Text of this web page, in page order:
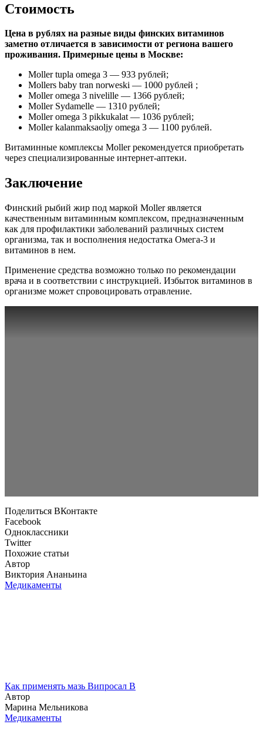
Стоимость
Цена в рублях на разные виды финских витаминов
заметно отличается в зависимости от региона вашего
проживания. Примерные цены в Москве:
Moller tupla omega 3 — 933 рублей;
Mollers baby tran norweski — 1000 рублей ;
Moller omega 3 nivelille — 1366 рублей;
Moller Sydamelle — 1310 рублей;
Moller omega 3 pikkukalat — 1036 рублей;
Moller kalanmaksaoljy omega 3 — 1100 рублей.
Витаминные комплексы Moller рекомендуется приобретать
через специализированные интернет-аптеки.
Заключение
Финский рыбий жир под маркой Moller является
качественным витаминным комплексом, предназначенным
как для профилактики заболеваний различных систем
организма, так и восполнения недостатка Омега-3 и
витаминов в нем.
Применение средства возможно только по рекомендации
врача и в соответствии с инструкцией. Избыток витаминов в
организме может спровоцировать отравление.
Поделиться ВКонтакте
Facebook
Одноклассники
Twitter
Похожие статьи
Автор
Виктория Ананьина
Медикаменты
Как применять мазь Випросал В
Автор
Марина Мельникова
Медикаменты